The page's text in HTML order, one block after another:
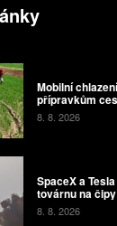
Mobilní
přípravkům
8. 8. 2026
SpaceX a
továrnu na čipy
8. 8. 2026